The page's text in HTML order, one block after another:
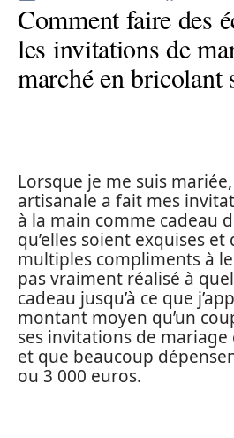
Comment faire des
les invitations de
marché en bricolant
Lorsque je me suis
artisanale a fait mes
à la main comme cadeau
qu’elles soient exquises et
multiples compliments à
pas vraiment réalisé à
cadeau jusqu’à ce que
montant moyen qu’un
ses invitations de mariage
et que beaucoup
ou 3 000 euros.